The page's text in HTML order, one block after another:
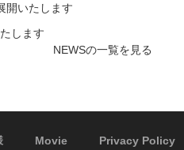
開いたします
します
NEWSの一覧を見る
Movie Privacy Policy